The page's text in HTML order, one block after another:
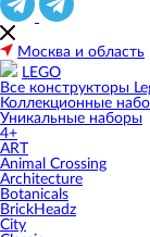
Москва и область
LEGO
Все конструкторы
Коллекционные
Уникальные наборы
4+
ART
Animal Crossing
Architecture
Botanicals
BrickHeadz
City